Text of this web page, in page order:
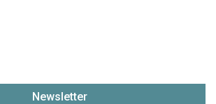
Newsletter